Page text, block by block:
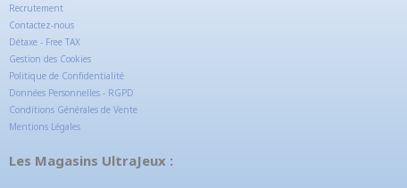
Recrutement
Contactez-nous
Détaxe - Free TAX
Gestion des Cookies
Politique de Confidentialité
Données Personnelles - RGPD
Conditions Générales de Vente
Mentions Légales
Les Magasins UltraJeux :